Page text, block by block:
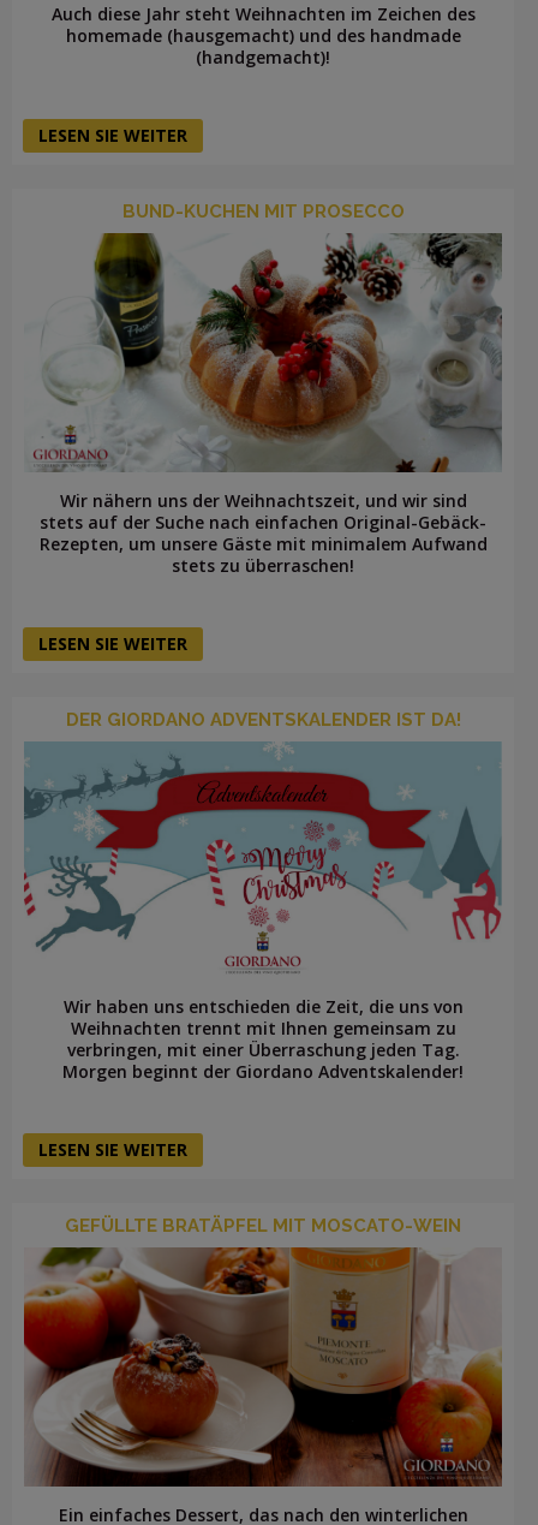
Auch diese Jahr steht Weihnachten im Zeichen des
homemade (hausgemacht) und des handmade
(handgemacht)!
LESEN SIE WEITER
BUND-KUCHEN MIT PROSECCO
Wir nähern uns der Weihnachtszeit, und wir sind
stets auf der Suche nach einfachen Original-Gebäck-
Rezepten, um unsere Gäste mit minimalem Aufwand
stets zu überraschen!
LESEN SIE WEITER
DER GIORDANO ADVENTSKALENDER IST DA!
Wir haben uns entschieden die Zeit, die uns von
Weihnachten trennt mit Ihnen gemeinsam zu
verbringen, mit einer Überraschung jeden Tag.
Morgen beginnt der Giordano Adventskalender!
LESEN SIE WEITER
GEFÜLLTE BRATÄPFEL MIT MOSCATO-WEIN
Ein einfaches Dessert, das nach den winterlichen